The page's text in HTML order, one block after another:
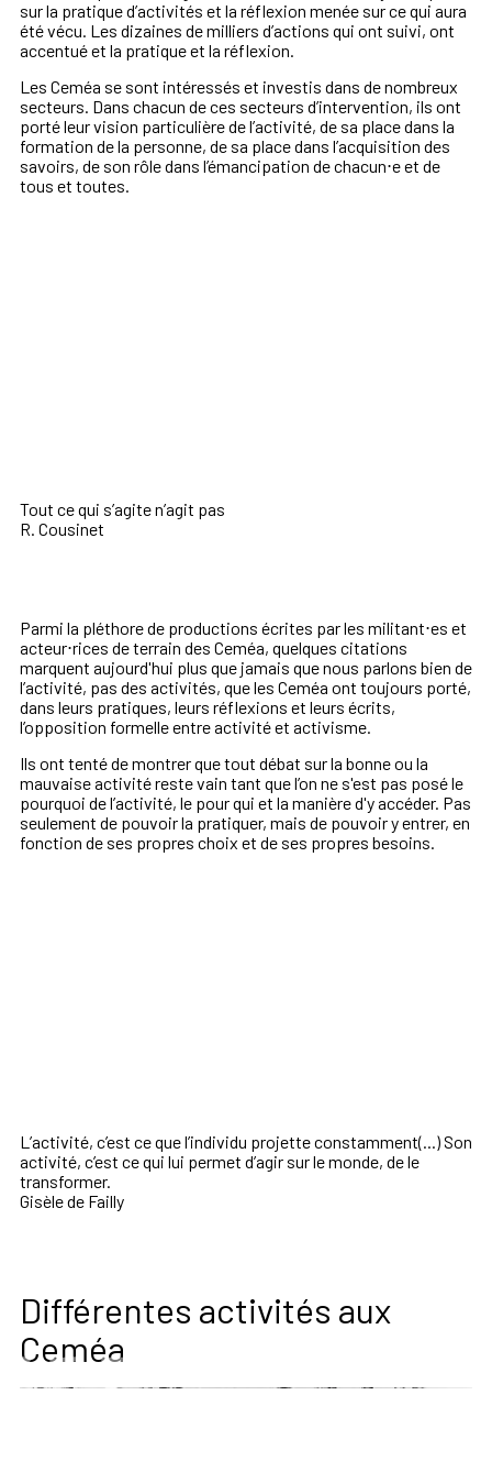
sur la pratique d’activités et la réflexion menée sur ce qui aura
été vécu. Les dizaines de milliers d’actions qui ont suivi, ont
accentué et la pratique et la réflexion.
Les Ceméa se sont intéressés et investis dans de nombreux
secteurs. Dans chacun de ces secteurs d’intervention, ils ont
porté leur vision particulière de l’activité, de sa place dans la
formation de la personne, de sa place dans l’acquisition des
savoirs, de son rôle dans l’émancipation de chacun⋅e et de
tous et toutes.
Tout ce qui s’agite n’agit pas
R. Cousinet
Parmi la pléthore de productions écrites par les militant⋅es et
acteur⋅rices de terrain des Ceméa, quelques citations
marquent aujourd'hui plus que jamais que nous parlons bien de
l’activité, pas des activités, que les Ceméa ont toujours porté,
dans leurs pratiques, leurs réflexions et leurs écrits,
l’opposition formelle entre activité et activisme.
Ils ont tenté de montrer que tout débat sur la bonne ou la
mauvaise activité reste vain tant que l’on ne s'est pas posé le
pourquoi de l’activité, le pour qui et la manière d'y accéder. Pas
seulement de pouvoir la pratiquer, mais de pouvoir y entrer, en
fonction de ses propres choix et de ses propres besoins.
L’activité, c’est ce que l’individu projette constamment(...) Son
activité, c’est ce qui lui permet d’agir sur le monde, de le
transformer.
Gisèle de Failly
Différentes activités aux
Ceméa